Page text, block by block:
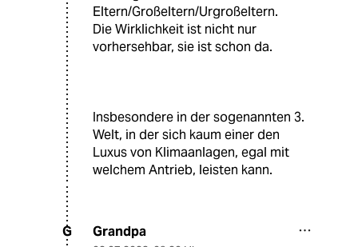
Eltern/Großeltern/Urgroßeltern.
Die Wirklichkeit ist nicht nur
vorhersehbar, sie ist schon da.
Insbesondere in der sogenannten 3.
Welt, in der sich kaum einer den
Luxus von Klimaanlagen, egal mit
welchem Antrieb, leisten kann.
G Grandpa